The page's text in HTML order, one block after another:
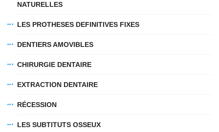
NATURELLES
LES PROTHESES DEFINITIVES FIXES
DENTIERS AMOVIBLES
CHIRURGIE DENTAIRE
EXTRACTION DENTAIRE
RÉCESSION
LES SUBTITUTS OSSEUX
ITT TALÁL MEG
EMAILCIME